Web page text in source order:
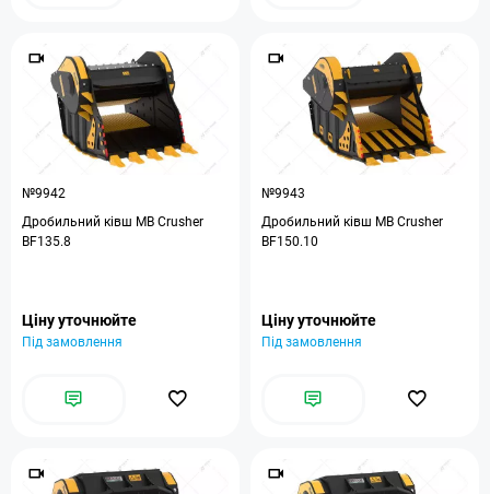
№9942
Дробильний ківш MB Crusher
BF135.8
Ціну уточнюйте
Під замовлення
№9943
Дробильний ківш MB Crusher
BF150.10
Ціну уточнюйте
Під замовлення